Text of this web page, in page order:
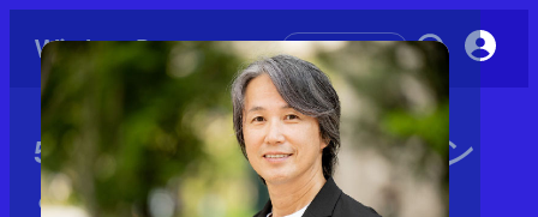
初めての方へ
5-1-24：ソニーのウォークマン
とiPod